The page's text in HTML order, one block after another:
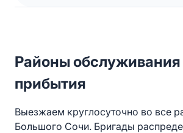
Районы
прибытия
Выезжаем круглосуточно во все
Большого Сочи. Бригады